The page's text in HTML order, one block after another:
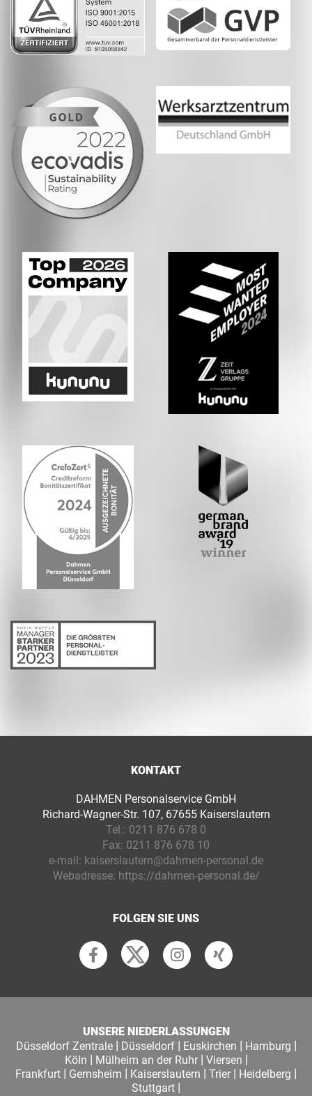
KONTAKT
DAHMEN Personalservice GmbH
Richard-Wagner-Str. 107, 67655 Kaiserslautern
Tel.: 0211 876 678 0
Fax: 0211 876 678 10
e-mail: kaiserslautern@dahmen-personal.de
Webadresse: https://dahmen-personal.de/
FOLGEN SIE UNS
UNSERE NIEDERLASSUNGEN
Düsseldorf Zentrale| Düsseldorf| Euskirchen | Hamburg |
Köln | Mülheim an der Ruhr| Viersen |
Frankfurt | Gernsheim | Kaiserslautern | Trier | Heidelberg |
Stuttgart |